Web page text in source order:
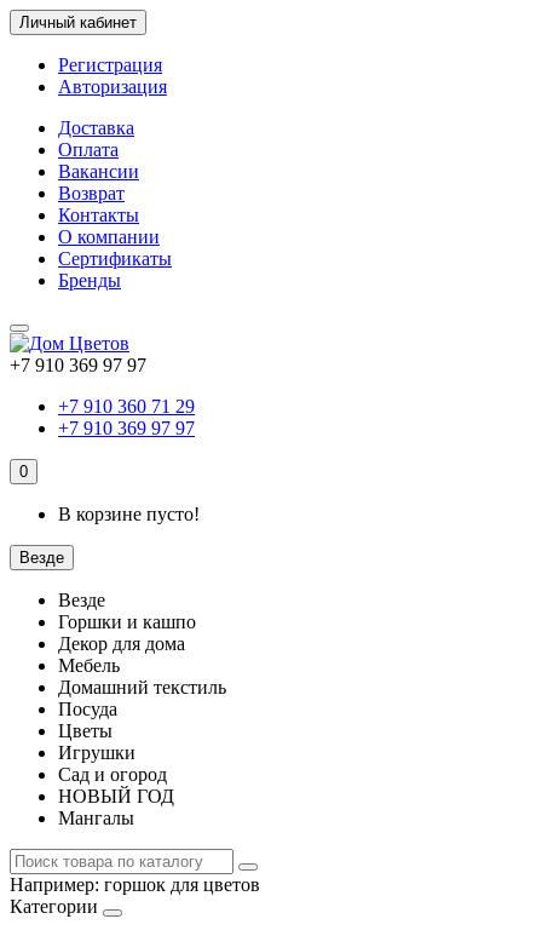
Личный кабинет
Регистрация
Авторизация
Доставка
Оплата
Вакансии
Возврат
Контакты
О компании
Сертификаты
Бренды
+7 910 369 97 97
+7 910 360 71 29
+7 910 369 97 97
0
В корзине пусто!
Везде
Везде
Горшки и кашпо
Декор для дома
Мебель
Домашний текстиль
Посуда
Цветы
Игрушки
Сад и огород
НОВЫЙ ГОД
Мангалы
Например: горшок для цветов
Категории